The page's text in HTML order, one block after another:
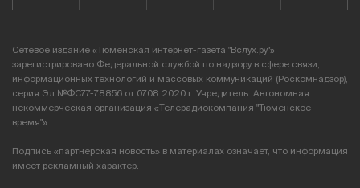
Сетевое издание «Тюменская интернет-газета "Вслух.ру"»
зарегистрировано Федеральной службой по надзору в сфере связи,
информационных технологий и массовых коммуникаций (Роскомнадзор),
серия Эл №ФС77-78856 от 07.08.2020 г. Учредитель: Автономная
некоммерческая организация «Телерадиокомпания "Тюменское
время"».
Подпись «партнерская новость» в материалах означает, что информация
имеет рекламный характер.